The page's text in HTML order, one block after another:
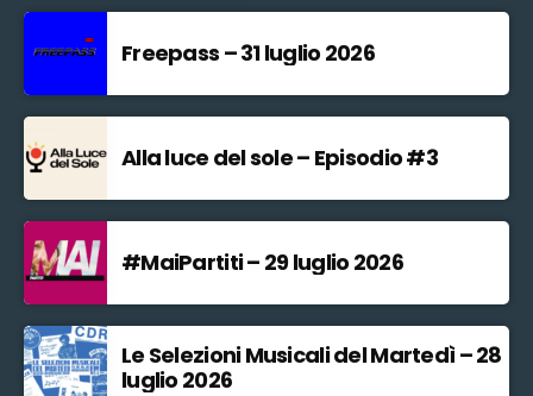
Freepass – 31 luglio 2026
Alla luce del sole – Episodio #3
#MaiPartiti – 29 luglio 2026
Le Selezioni Musicali del Martedì – 28
luglio 2026